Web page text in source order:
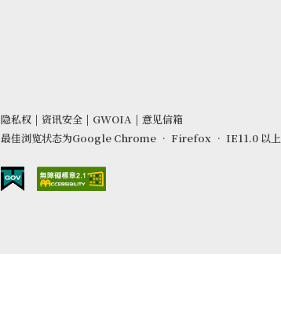
隐私权 | 资讯安全 | GWOIA | 意见信箱
最佳浏览状态为Google Chrome ‧ Firefox ‧ IE11.0 以上